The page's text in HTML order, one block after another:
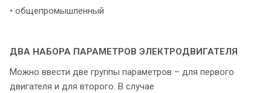
• общепромышленный
ДВА НАБОРА ПАРАМЕТРОВ ЭЛЕКТРОДВИГАТЕЛЯ
Можно ввести две группы параметров – для первого
двигателя и для второго. В случае